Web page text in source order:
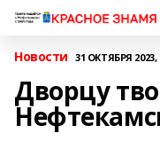
Новости 31 ОКТЯБРЯ 2023,
Дворцу